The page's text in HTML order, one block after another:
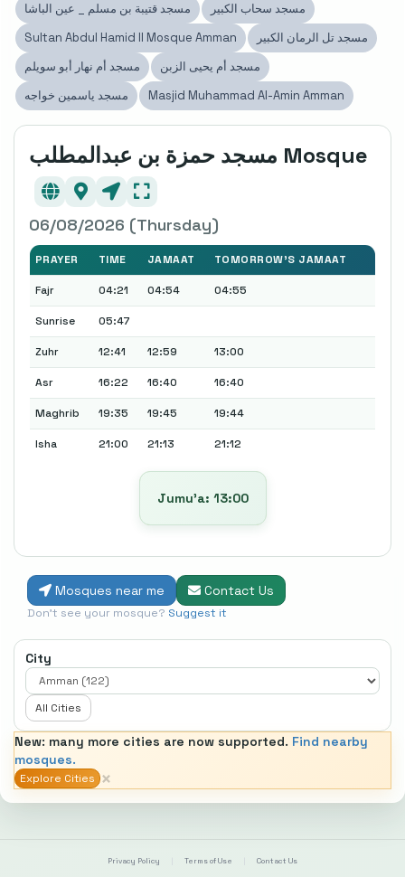
مسجد قتيبة بن مسلم _ عين الباشا
مسجد سحاب الكبير
Sultan Abdul Hamid II Mosque Amman
مسجد تل الرمان الكبير
مسجد أم نهار أبو سويلم
مسجد أم يحيى الزبن
مسجد ياسمين خواجه
Masjid Muhammad Al-Amin Amman
مسجد حمزة بن عبدالمطلب Mosque
06/08/2026 (Thursday)
PRAYER TIME JAMAAT TOMORROW'S JAMAAT
Fajr 04:21 04:54 04:55
Sunrise 05:47
Zuhr 12:41 12:59 13:00
Asr 16:22 16:40 16:40
Maghrib 19:35 19:45 19:44
Isha 21:00 21:13 21:12
Jumu’a: 13:00
Mosques near me Contact Us
Don't see your mosque? Suggest it
City
All Cities
New: many more cities are now supported. Find nearby
mosques.
Explore Cities ×
Privacy Policy Terms of Use Contact Us